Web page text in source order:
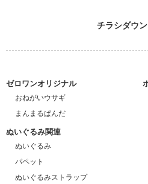
チラシダウ
ゼロワンオリジナル
おねがいウサギ
まんまるぱんだ
ぬいぐるみ関連
ぬいぐるみ
パペット
ぬいぐるみストラップ